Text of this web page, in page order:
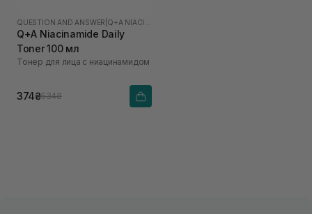
QUESTION AND ANSWER
Q+A Niacinamide Daily
Toner 100 мл
Тонер для лица с ниацинамидом
374₴534₴